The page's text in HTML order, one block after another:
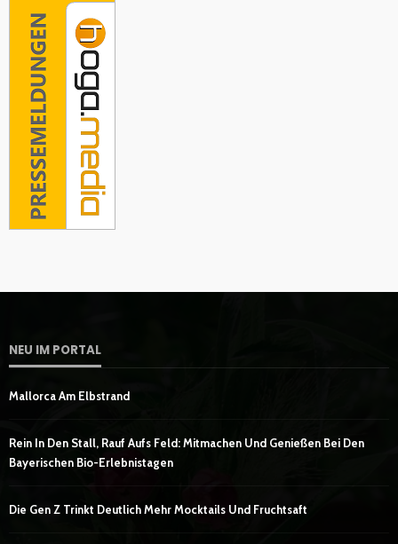
NEU IM PORTAL
Mallorca Am Elbstrand
Rein In Den Stall, Rauf Aufs Feld: Mitmachen Und Genießen Bei Den
Bayerischen Bio-Erlebnistagen
Die Gen Z Trinkt Deutlich Mehr Mocktails Und Fruchtsaft